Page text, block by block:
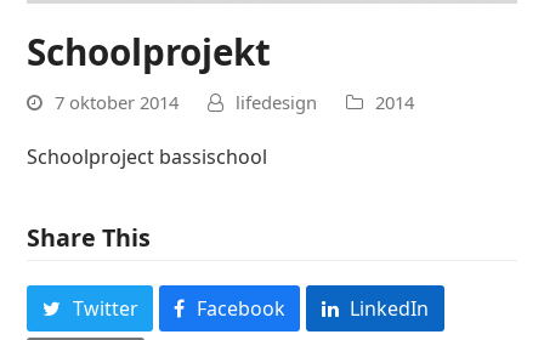
Schoolprojekt
7 oktober 2014 lifedesign 2014
Schoolproject bassischool
Share This
Twitter Facebook
LinkedIn